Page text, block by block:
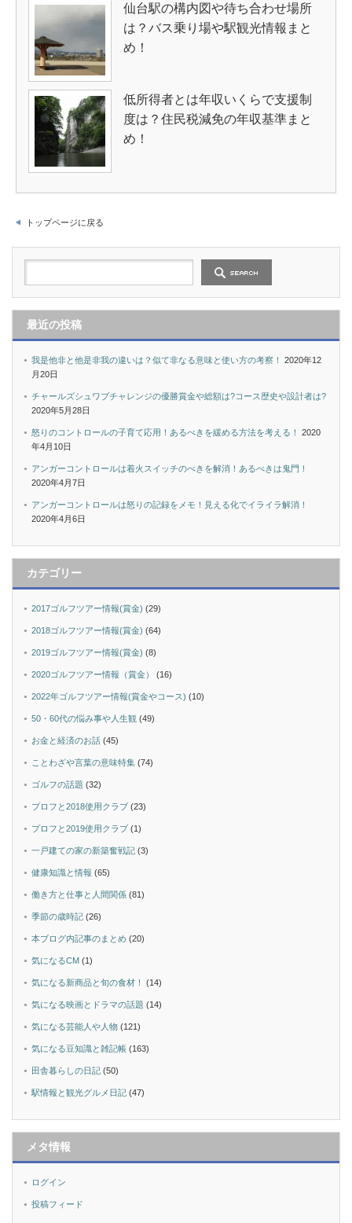
仙台駅の構内図や待ち合わせ場所
は？バス乗り場や駅観光情報まと
め！
低所得者とは年収いくらで支援制
度は？住民税減免の年収基準まと
め！
トップページに戻る
最近の投稿
我是他非と他是非我の違いは？似て非なる意味と使い方の考察！
2020年12
月20日
チャールズシュワブチャレンジの優勝賞金や総額は?コース歴史や設計者は?
2020年5月28日
怒りのコントロールの子育て応用！あるべきを緩める方法を考える！
2020
年4月10日
アンガーコントロールは着火スイッチのべきを解消！あるべきは鬼門！
2020年4月7日
アンガーコントロールは怒りの記録をメモ！見える化でイライラ解消！
2020年4月6日
カテゴリー
2017ゴルフツアー情報(賞金) (29)
2018ゴルフツアー情報(賞金) (64)
2019ゴルフツアー情報(賞金) (8)
2020ゴルフツアー情報（賞金） (16)
2022年ゴルフツアー情報(賞金やコース) (10)
50・60代の悩み事や人生観 (49)
お金と経済のお話 (45)
ことわざや言葉の意味特集 (74)
ゴルフの話題 (32)
プロフと2018使用クラブ (23)
プロフと2019使用クラブ (1)
一戸建ての家の新築奮戦記 (3)
健康知識と情報 (65)
働き方と仕事と人間関係 (81)
季節の歳時記 (26)
本ブログ内記事のまとめ (20)
気になるCM (1)
気になる新商品と旬の食材！ (14)
気になる映画とドラマの話題 (14)
気になる芸能人や人物 (121)
気になる豆知識と雑記帳 (163)
田舎暮らしの日記 (50)
駅情報と観光グルメ日記 (47)
メタ情報
ログイン
投稿フィード